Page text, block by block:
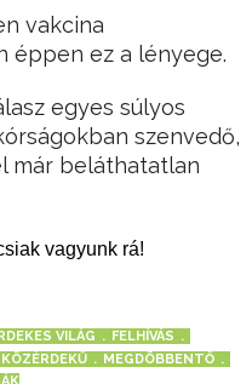
vakcina
éppen ez a lényege.
egyes súlyos
szenvedő,
már beláthatatlan
vagyunk rá!
VILÁG
FELHÍVÁS
KÖZÉRDEKŰ
MEGDÖBBENTŐ